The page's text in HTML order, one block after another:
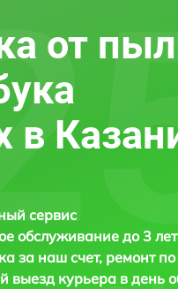
от
в
сервис
обслуживание до 3 лет
за наш счет, ремонт
выезд курьера в день